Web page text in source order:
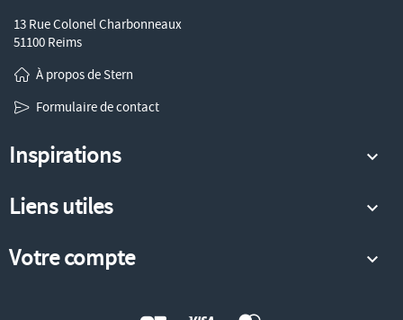
13 Rue Colonel Charbonneaux
51100 Reims
À propos de Stern
Formulaire de contact
Inspirations 
Liens utiles 
Votre compte 